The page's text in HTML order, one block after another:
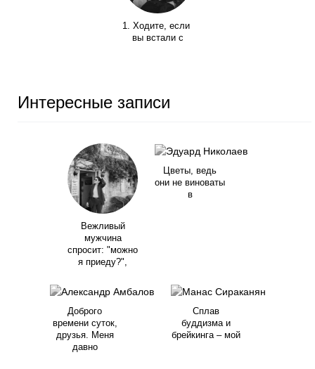
1. Ходите, если
вы встали с
Интересные записи
Вежливый
мужчина
спросит: "можно
я приеду?",
Цветы, ведь
они не виноваты
в
Доброго
времени суток,
друзья. Меня
давно
Сплав
буддизма и
брейкинга – мой